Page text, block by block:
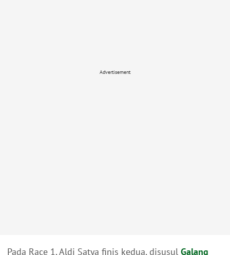
Advertisement
Pada Race 1, Aldi Satya finis kedua, disusul Galang